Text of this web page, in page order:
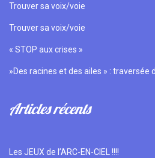
Trouver sa voix/voie
Trouver sa voix/voie
« STOP aux crises »
»Des racines et des ailes » : traversée
Articles récents
Les JEUX de l’ARC-EN-CIEL !!!!